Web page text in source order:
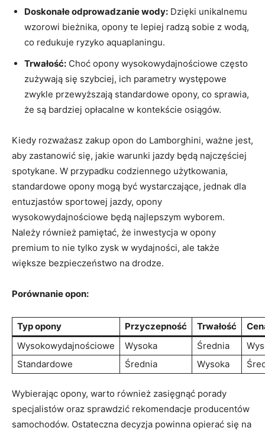
Doskonałe odprowadzanie wody: Dzięki unikalnemu
wzorowi bieżnika, opony te lepiej radzą sobie z wodą,
co redukuje ryzyko aquaplaningu.
Trwałość: Choć opony wysokowydajnościowe często
zużywają się szybciej, ich parametry występowe
zwykle przewyższają standardowe opony, co sprawia,
że są bardziej opłacalne w kontekście osiągów.
Kiedy rozważasz zakup opon do Lamborghini, ważne jest,
aby zastanowić się, jakie warunki jazdy będą najczęściej
spotykane. W przypadku codziennego użytkowania,
standardowe opony mogą być wystarczające, jednak dla
entuzjastów sportowej jazdy, opony
wysokowydajnościowe będą najlepszym wyborem.
Należy również pamiętać, że inwestycja w opony
premium to nie tylko zysk w wydajności, ale także
większe bezpieczeństwo na drodze.
Porównanie opon:
Typ opony Przyczepność Trwałość
Wysokowydajnościowe
Wysoka Średnia
Standardowe
Średnia Wysoka
Wybierając opony, warto również zasięgnąć porady
specjalistów oraz sprawdzić rekomendacje producentów
samochodów. Ostateczna decyzja powinna opierać się na